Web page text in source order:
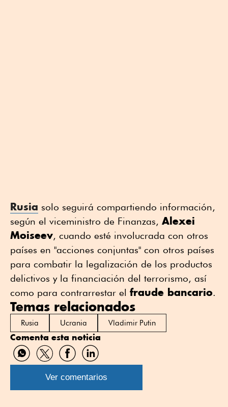
Rusia solo seguirá compartiendo información,
según el viceministro de Finanzas, Alexei
Moiseev, cuando esté involucrada con otros
países en "acciones conjuntas" con otros países
para combatir la legalización de los productos
delictivos y la financiación del terrorismo, así
como para contrarrestar el fraude bancario.
Temas relacionados
Rusia Ucrania Vladimir Putin
Comenta esta noticia
Compartir
por
WhatsApp
Compartir
por
Twitter
Compartir
por
Facebook
Compartir
por
Linkedin
Ver comentarios